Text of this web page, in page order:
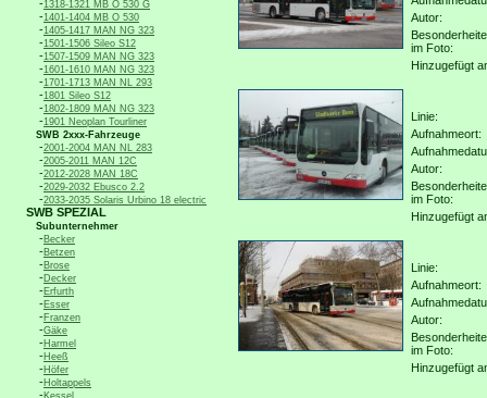
-1318-1321 MB O 530 G
-1401-1404 MB O 530
-1405-1417 MAN NG 323
-1501-1506 Sileo S12
-1507-1509 MAN NG 323
-1601-1610 MAN NG 323
-1701-1713 MAN NL 293
-1801 Sileo S12
-1802-1809 MAN NG 323
-1901 Neoplan Tourliner
SWB 2xxx-Fahrzeuge
-2001-2004 MAN NL 283
-2005-2011 MAN 12C
-2012-2028 MAN 18C
-2029-2032 Ebusco 2.2
-2033-2035 Solaris Urbino 18 electric
SWB SPEZIAL
Subunternehmer
-Becker
-Betzen
-Brose
-Decker
-Erfurth
-Esser
-Franzen
-Gäke
-Harmel
-Heeß
-Höfer
-Holtappels
-Kessel
Autor:
im Foto:
Hinzugefügt
Linie:
Aufnahmeort:
Autor:
im Foto:
Hinzugefügt
Linie:
Aufnahmeort:
Autor:
im Foto:
Hinzugefügt